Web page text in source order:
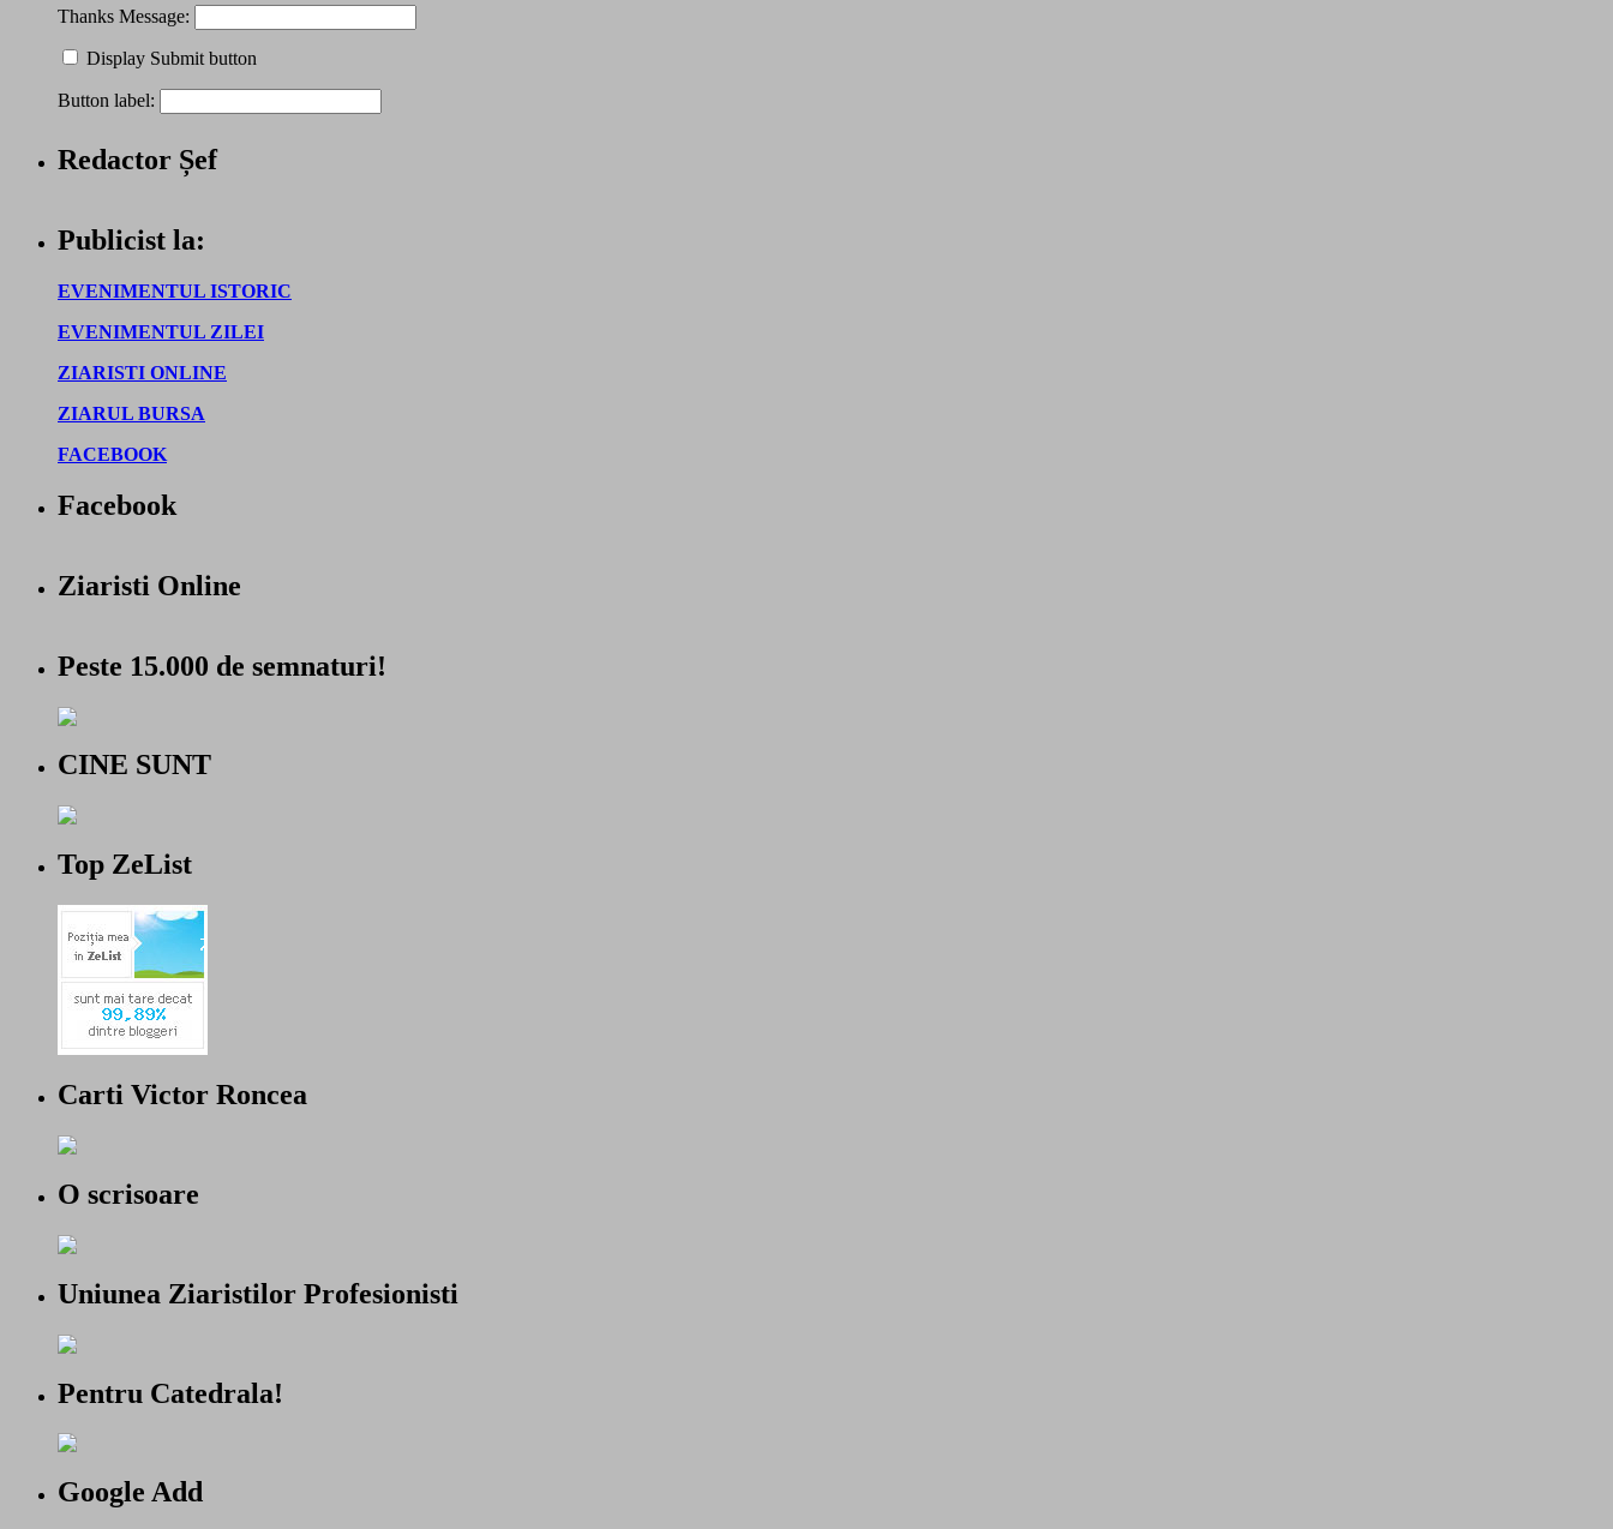
Thanks Message:
Display Submit button
Button label:
Redactor Șef
Publicist la:
EVENIMENTUL ISTORIC
EVENIMENTUL ZILEI
ZIARISTI ONLINE
ZIARUL BURSA
FACEBOOK
Facebook
Ziaristi Online
Peste 15.000 de semnaturi!
CINE SUNT
Top ZeList
Carti Victor Roncea
O scrisoare
Uniunea Ziaristilor Profesionisti
Pentru Catedrala!
Google Add